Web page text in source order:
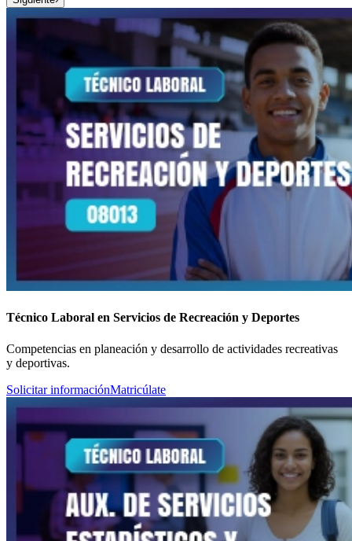
Técnico Laboral en Servicios de Recreación y Deportes
Competencias en planeación y desarrollo de actividades recreativas
y deportivas.
Solicitar informaciónMatricúlate